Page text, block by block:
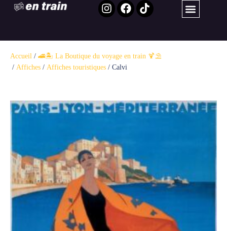
Accueil / 🚄🏝️ La Boutique du voyage en train 🍹⛱️ ​
/ Affiches / Affiches touristiques / Calvi